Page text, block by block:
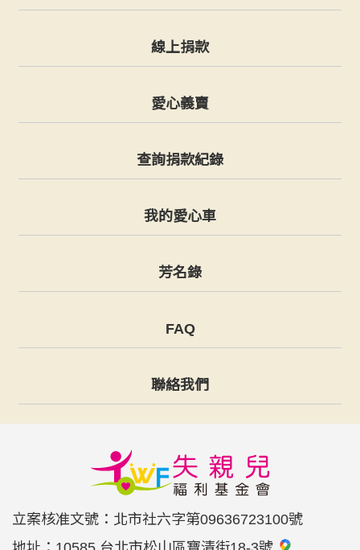
線上捐款
愛心義賣
查詢捐款紀錄
我的愛心車
芳名錄
FAQ
聯絡我們
立案核准文號：北市社六字第09636723100號